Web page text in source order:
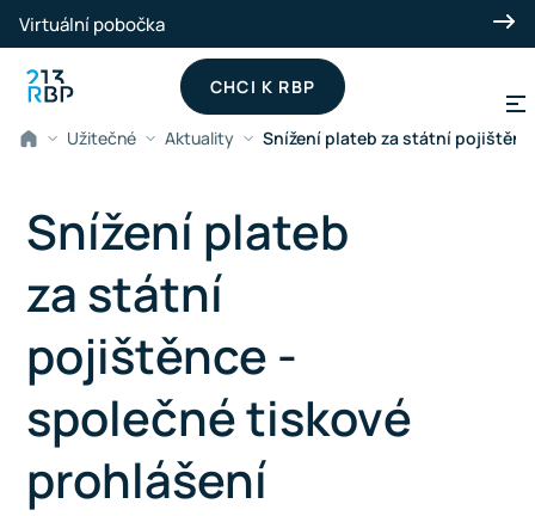
Přeskočit na hlavní obsah
Virtuální pobočka
CHCI K RBP
Užitečné Aktuality Snížení plateb za státní
Snížení plateb
za státní
pojištěnce -
společné tiskové
prohlášení